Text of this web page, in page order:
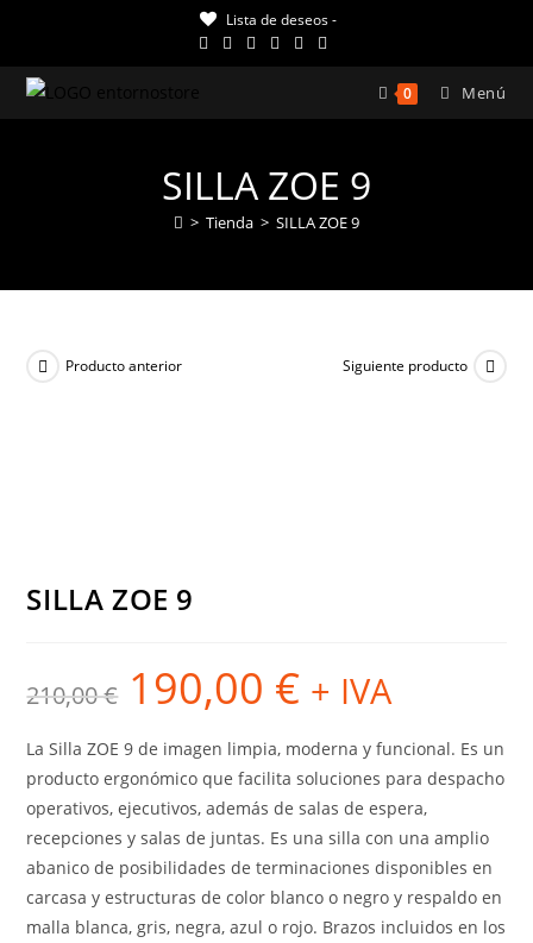
contenido
Lista de deseos -
0 Menú
SILLA ZOE 9
> Tienda > SILLA ZOE 9
Producto anterior Siguiente producto
SILLA ZOE 9
210,00€
El
precio
original
210,00 €.
190,00 €El
precio
actual
190,00 €.
+ IVA
La Silla ZOE 9 de imagen limpia, moderna y funcional. Es un
producto ergonómico que facilita soluciones para despacho
operativos, ejecutivos, además de salas de espera,
recepciones y salas de juntas. Es una silla con una amplio
abanico de posibilidades de terminaciones disponibles en
carcasa y estructuras de color blanco o negro y respaldo en
malla blanca, gris, negra, azul o rojo. Brazos incluidos en los